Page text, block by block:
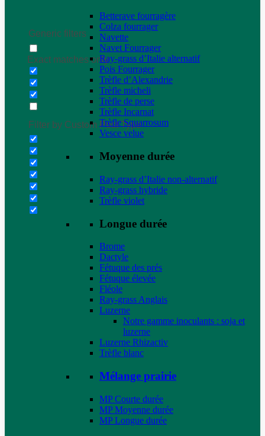
Generic filters
Exact matches only
Filter by Custom Post Type
Betterave fourragère
Colza fourrager
Navette
Navet Fourrager
Ray-grass d’Italie alternatif
Pois Fourrager
Trèfle d’Alexandrie
Trèfle micheli
Trèfle de perse
Trèfle Incarnat
Trèfle Squarrosum
Vesce velue
Moyenne durée
Ray-grass d’Italie non-alternatif
Ray-grass hybride
Trèfle violet
Longue durée
Brome
Dactyle
Fétuque des prés
Fétuque élevée
Fléole
Ray-grass Anglais
Luzerne
Notre gamme inoculants : soja et
luzerne
Luzerne Rhizactiv
Trèfle blanc
Mélange prairie
MP Courte durée
MP Moyenne durée
MP Longue durée